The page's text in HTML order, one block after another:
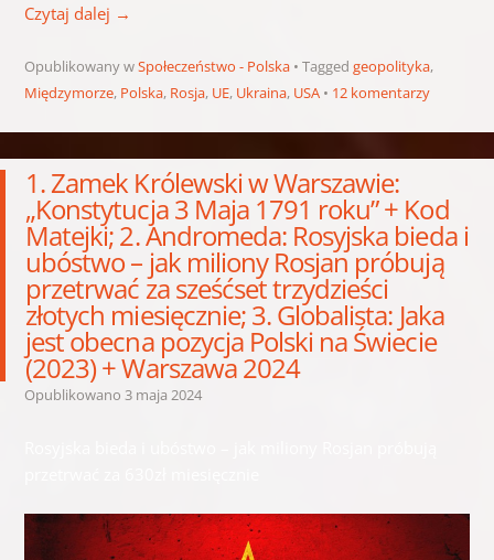
Czytaj dalej →
Opublikowany wSpołeczeństwo - Polska Tagged geopolityka,
Międzymorze, Polska, Rosja, UE, Ukraina, USA 12 komentarzy
1. Zamek Królewski w Warszawie:
„Konstytucja 3 Maja 1791 roku” + Kod
Matejki; 2. Andromeda: Rosyjska bieda i
ubóstwo – jak miliony Rosjan próbują
przetrwać za sześćset trzydzieści
złotych miesięcznie; 3. Globalista: Jaka
jest obecna pozycja Polski na Świecie
(2023) + Warszawa 2024
Opublikowano 3 maja 2024